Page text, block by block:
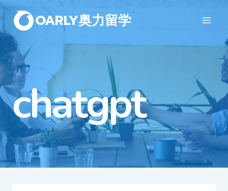
OARLY奥力留学
chatgpt